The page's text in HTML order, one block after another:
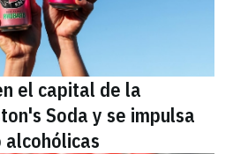
el capital de la
Soda y se impulsa
alcohólicas